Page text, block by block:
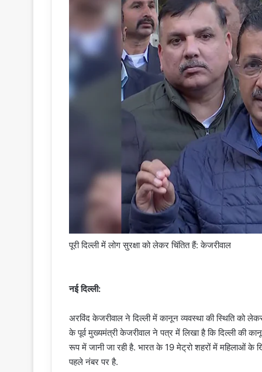
पूरी दिल्ली में लोग सुरक्षा को लेकर चिंतित हैं: केजरीवाल
नई दिल्ली:
अरविंद केजरीवाल ने दिल्ली में कानून व्यवस्था की स्थिति को
के पूर्व मुख्यमंत्री केजरीवाल ने पत्र में लिखा है कि दिल्ली की
रूप में जानी जा रही है. भारत के 19 मेट्रो शहरों में महिलाओं के
पहले नंबर पर है.